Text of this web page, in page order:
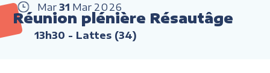
Mar 31 Mar 2026
Réunion plénière Résautâge
13h30 - Lattes (34)